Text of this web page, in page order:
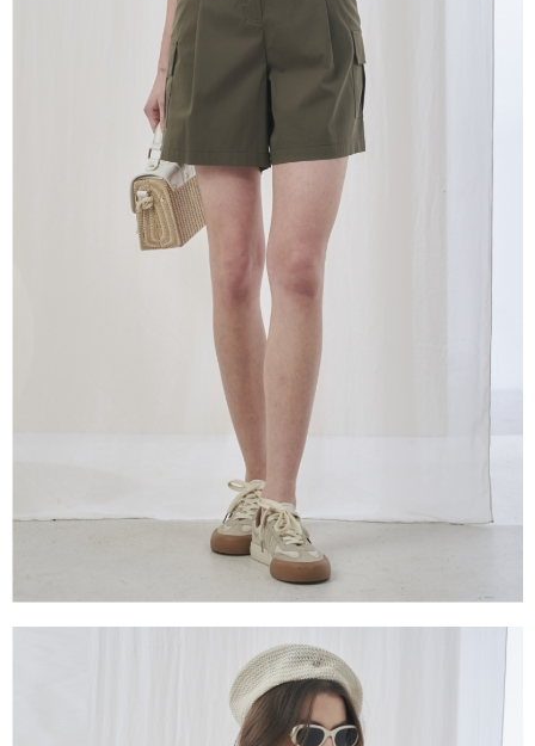
1.分期款項不併入電信帳單，「大哥付你分期」於每月結算日後寄送繳費提
2.透過簡訊連結打開帳單後，可選擇「超商條碼／台灣大直營門市／銀行轉
帳／街口支付／iPASS MONEY」等通路繳費。
1.本服務係由「台灣大哥大股份有限公司」（以下簡稱本公司）所提供，讓
用戶於交易時，得透過本服務購買商品或服務，並由商店將買賣／分期付款
買賣價金債權讓與本公司後，依約使用本公司帳單繳交帳款。
2.基於同意付款使用「大哥付你分期」之契約關係目的，商店將以您的個人
資料（包含姓名、電話或地址）提供予台灣大哥大進項蒐集、處理及利用，
由本公司與您本人進行分期帳單所需資料之確認、核對及更正。
3.完整用戶服務條款，請詳閱以下連結：
３．安心：先確認商品／服務後，再付款。
【「AFTEE先享後付」結帳流程】
１．於結帳方式選擇「AFTEE先享後付」後，將跳轉至「AFTEE先享後付」
結帳頁面，進行簡訊認證並確認金額後，即可完成結帳。
２．訂單成立數日內，您將收到繳費通知簡訊。
３．收到繳費通知簡訊後14天內，點擊此簡訊中的連結，可透過四大超商／
ATM／網路銀行／等多元方式進行付款，方視為交易完成。
※ 請注意：結帳手續完成當下不需立刻繳費，但若您需要取消訂單，請聯絡
購買商品的店家。未經商家同意取消之訂單仍視為有效，需透過AFTEE先享
後付繳納相關費用。
※ 交易是否成功請以「AFTEE先享後付 」之結帳頁面顯示為準，若有關於
是否繳費成功／繳費後需取消欲退款等相關疑問，請聯繫「AFTEE先享後付
https://netprotections.freshdesk.com/support/home
１．透過由恩沛科技股份有限公司提供之「AFTEE先享後付」服務完成之交
易，需依本服務之必要範圍內提供個人資料，並將交易相關給付款項請求債
權轉讓予恩沛科技股份有限公司。
２．關於個人資料處理事宜，請瀏覽以下網址：
３．未成年的使用者請事先徵得法定代理人或監護人之同意方可使用
「AFTEE先享後付」，若未經同意申辦者引起之損失，本公司不負相關責
４．使用「AFTEE先享後付」時，將依據個別帳號之用戶狀況，依本公司即
時審查核予不同之上限額度；若仍有額度不足之情形，本公司將視審查結果
５．嚴禁一人註冊多個帳號或使用他人資訊註冊。若發現惡意使用之情形，
每筆NT$120，滿NT$2,000(含以上)免運費
每筆NT$120，滿NT$2,000(含以上)免運費
每筆NT$120，滿NT$2,000(含以上)免運費